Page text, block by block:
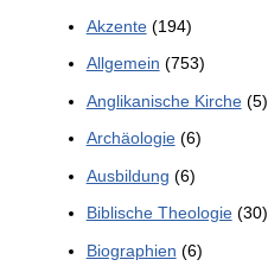
Akzente(194)
Allgemein (753)
Anglikanische Kirche(5)
Archäologie(6)
Ausbildung (6)
Biblische Theologie(30)
Biographien (6)